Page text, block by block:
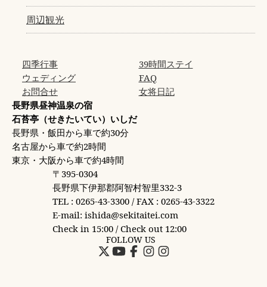
長野県昼神温泉の宿
石苔亭（せきたいてい）いしだ
長野県・飯田から車で約30分
名古屋から車で約2時間
東京・大阪から車で約4時間
周辺観光
四季行事
39時間ステイ
ウェディング
FAQ
お問合せ
女将日記
〒395-0304
長野県下伊那郡阿智村智里332-3
TEL : 0265-43-3300 / FAX : 0265-43-3322
E-mail: ishida@sekitaitei.com
Check in 15:00 / Check out 12:00
FOLLOW US